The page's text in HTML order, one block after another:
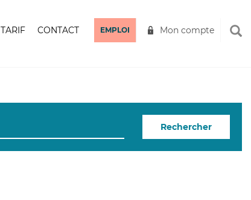
TARIF CONTACT EMPLOI Mon compte
Rechercher